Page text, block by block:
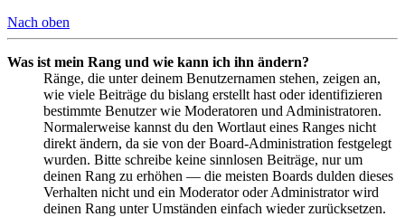
Nach oben
Was ist mein Rang und wie kann ich ihn ändern?
Ränge, die unter deinem Benutzernamen stehen, zeigen an,
wie viele Beiträge du bislang erstellt hast oder identifizieren
bestimmte Benutzer wie Moderatoren und Administratoren.
Normalerweise kannst du den Wortlaut eines Ranges nicht
direkt ändern, da sie von der Board-Administration festgelegt
wurden. Bitte schreibe keine sinnlosen Beiträge, nur um
deinen Rang zu erhöhen — die meisten Boards dulden dieses
Verhalten nicht und ein Moderator oder Administrator wird
deinen Rang unter Umständen einfach wieder zurücksetzen.